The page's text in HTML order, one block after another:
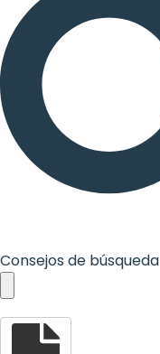
Consejos de búsqueda